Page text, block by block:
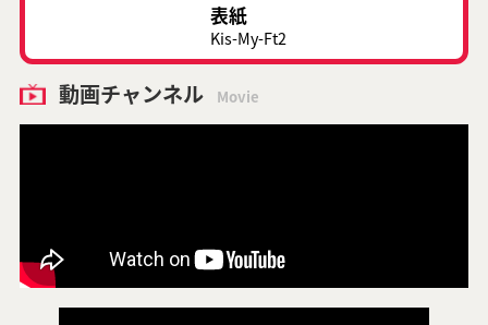
表紙
Kis-My-Ft2
動画チャンネル Movie